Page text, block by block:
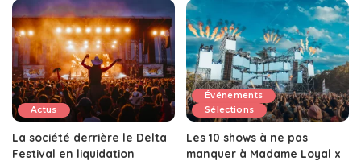
Actus
La société derrière le Delta
Festival en liquidation
Événements
Sélections
Les 10 shows à ne pas
manquer à Madame Loyal x